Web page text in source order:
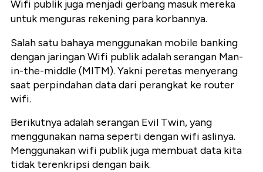
Wifi publik juga menjadi gerbang masuk mereka
untuk menguras rekening para korbannya.
Salah satu bahaya menggunakan mobile banking
dengan jaringan Wifi publik adalah serangan Man-
in-the-middle (MITM). Yakni peretas menyerang
saat perpindahan data dari perangkat ke router
wifi.
Berikutnya adalah serangan Evil Twin, yang
menggunakan nama seperti dengan wifi aslinya.
Menggunakan wifi publik juga membuat data kita
tidak terenkripsi dengan baik.